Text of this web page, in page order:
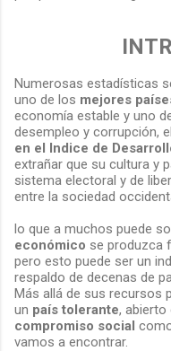
Numerosas estadísticas
uno de los mejores
economía estable y uno
desempleo y corrupción,
en el Indice de
extrañar que su cultura y
sistema electoral y de
entre la sociedad
lo que a muchos puede
económico se produzca
pero esto puede ser un
respaldo de decenas de
Más allá de sus recursos
un país tolerante,
compromiso social
vamos a encontrar.